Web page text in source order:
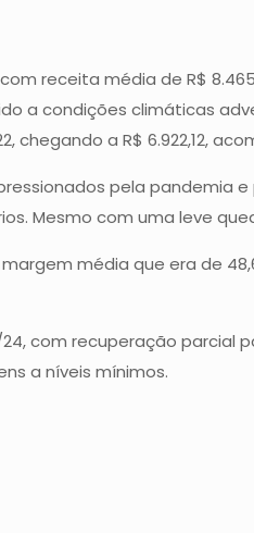
receita média de R$
a condições climáticas
chegando a R$ 6.922,12,
pela pandemia
Mesmo com uma leve
média que era de
com recuperação parcial
a níveis mínimos.